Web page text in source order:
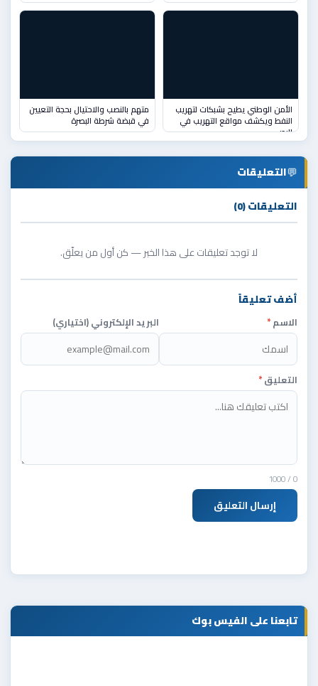
الأمن الوطني يطيح بشبكات لتهريب
النفط ويكشف مواقع التهريب في
البص
متهم بالنصب والاحتيال بحجة التعيين
في قبضة شرطة البصرة
💬التعليقات
التعليقات (0)
لا توجد تعليقات على هذا الخبر — كن أول من يعلّق.
أضف تعليقاً
الاسم* البريد الإلكتروني (اختياري)
التعليق*
0
/ 1000
إرسال التعليق
تابعنا على الفيس بوك